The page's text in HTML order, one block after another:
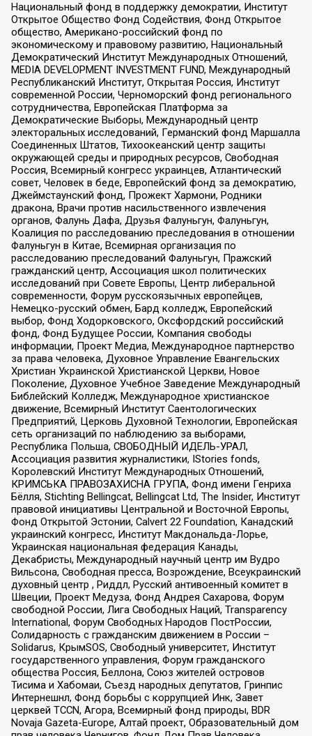
Национальный фонд в поддержку демократии, Институт
Открытое Общество Фонд Содействия, Фонд Открытое
общество, Американо-российский фонд по
экономическому и правовому развитию, Национальный
Демократический Институт Международных Отношений,
MEDIA DEVELOPMENT INVESTMENT FUND, Международный
Республиканский Институт, Открытая Россия, Институт
современной России, Черноморский фонд регионального
сотрудничества, Европейская Платформа за
Демократические Выборы, Международный центр
электоральных исследований, Германский фонд Маршалла
Соединенных Штатов, Тихоокеанский центр защиты
окружающей среды и природных ресурсов, Свободная
Россия, Всемирный конгресс украинцев, Атлантический
совет, Человек в беде, Европейский фонд за демократию,
Джеймстаунский фонд, Прожект Хармони, Родники
дракона, Врачи против насильственного извлечения
органов, Фалунь Дафа, Друзья Фалуньгун, Фалуньгун,
Коалиция по расследованию преследования в отношении
Фалуньгун в Китае, Всемирная организация по
расследованию преследований Фалуньгун, Пражский
гражданский центр, Ассоциация школ политических
исследований при Совете Европы, Центр либеральной
современности, Форум русскоязычных европейцев,
Немецко-русский обмен, Бард колледж, Европейский
выбор, Фонд Ходорковского, Оксфордский российский
фонд, Фонд Будущее России, Компания свободы
информации, Проект Медиа, Международное партнерство
за права человека, Духовное Управление Евангельских
Христиан Украинской Христианской Церкви, Новое
Поколение, Духовное Учебное Заведение Международный
Библейский Колледж, Международное христианское
движение, Всемирный Институт Саентологических
Предприятий, Церковь Духовной Технологии, Европейская
сеть организаций по наблюдению за выборами,
Республика Польша, СВОБОДНЫЙ ИДЕЛЬ-УРАЛ,
Ассоциация развития журналистики, IStories fonds,
Королевский Институт Международных Отношений,
КРИМСЬКА ПРАВОЗАХИСНА ГРУПА, Фонд имени Генриха
Бёлля, Stichting Bellingcat, Bellingcat Ltd, The Insider, Институт
правовой инициативы Центральной и Восточной Европы,
Фонд Открытой Эстонии, Calvert 22 Foundation, Канадский
украинский конгресс, Институт Макдональда-Лорье,
Украинская национальная федерация Канады,
Декабристы, Международный научный центр им Вудро
Вильсона, Свободная пресса, Возрождение, Всеукраинский
духовный центр , Риддл, Русский антивоенный комитет в
Швеции, Проект Медуза, Фонд Андрея Сахарова, Форум
свободной России, Лига Свободных Наций, Transparеncy
International, Форум Свободных Народов ПостРоссии,
Солидарность с гражданским движением в России –
Solidarus, КрымSOS, Свободный университет, Институт
государственного управления, Форум гражданского
общества Россия, Беллона, Союз жителей островов
Тисима и Хабомаи, Съезд народных депутатов, Гринпис
Интернешнл, Фонд борьбы с коррупцией Инк, Завет
церквей TCCN, Агора, Всемирный фонд природы, BDR
Novaja Gazeta-Europe, Алтай проект, Образовательный дом